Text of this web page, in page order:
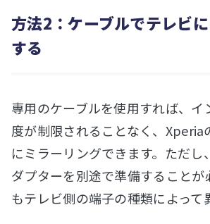
方法2：ケーブルでテレビ
する
専用のケーブルを使用すれば、イ
度が制限されることなく、Xperia
にミラーリングできます。ただし
ダプターを別途で準備することが
もテレビ側の端子の種類によって